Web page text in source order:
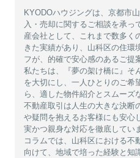
KYODOハウジングは、京都市
入・売却に関するご相談を承っ
産会社として、これまで数多く
きた実績があり、山科区の住環
フが、的確で安心感のあるご提
私たちは、『夢の架け橋に』そ
を大切にし、一人ひとりのご希
ら、適した物件紹介とスムーズ
不動産取引は人生の大きな決断
や疑問を抱えるお客様にも安心
実かつ親身な対応を徹底してい
コラムでは、山科区における不
向けて、地域で培った経験と知